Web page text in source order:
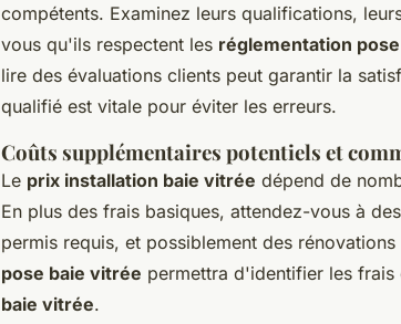
compétents. Examinez leurs qualifications,
vous qu'ils respectent les réglementation
lire des évaluations clients peut garantir la
qualifié est vitale pour éviter les erreurs.
Coûts supplémentaires potentiels et
Le prix installation baie vitrée dépend de
En plus des frais basiques, attendez-vous à
permis requis, et possiblement des
pose baie vitrée permettra d'identifier les
baie vitrée.